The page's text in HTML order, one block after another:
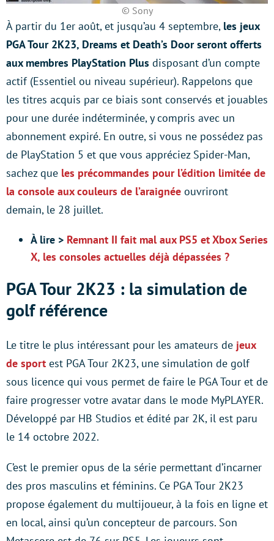
© Sony
À partir du 1er août, et jusqu’au 4 septembre, les jeux
PGA Tour 2K23, Dreams et Death’s Door seront offerts
aux membres PlayStation Plus disposant d’un compte
actif (Essentiel ou niveau supérieur). Rappelons que
les titres acquis par ce biais sont conservés et jouables
pour une durée indéterminée, y compris avec un
abonnement expiré. En outre, si vous ne possédez pas
de PlayStation 5 et que vous appréciez Spider-Man,
sachez que les précommandes pour l’édition limitée de
la console aux couleurs de l’araignée ouvriront
demain, le 28 juillet.
À lire > Remnant II fait mal aux PS5 et Xbox Series
X, les consoles actuelles déjà dépassées ?
PGA Tour 2K23 : la simulation de
golf référence
Le titre le plus intéressant pour les amateurs de jeux
de sport est PGA Tour 2K23, une simulation de golf
sous licence qui vous permet de faire le PGA Tour et de
faire progresser votre avatar dans le mode MyPLAYER.
Développé par HB Studios et édité par 2K, il est paru
le 14 octobre 2022.
C’est le premier opus de la série permettant d’incarner
des pros masculins et féminins. Ce PGA Tour 2K23
propose également du multijoueur, à la fois en ligne et
en local, ainsi qu’un concepteur de parcours. Son